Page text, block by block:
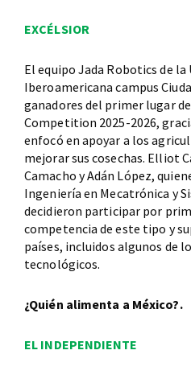
EXCÉLSIOR
El equipo Jada Robotics de la
Iberoamericana campus
ganadores del primer lugar
Competition 2025-2026,
enfocó en apoyar a los
mejorar sus cosechas. Elliot
Camacho y Adán López,
Ingeniería en Mecatrónica y
decidieron participar por
competencia de este tipo y
países, incluidos algunos de
tecnológicos.
¿Quién alimenta a México?.
EL INDEPENDIENTE